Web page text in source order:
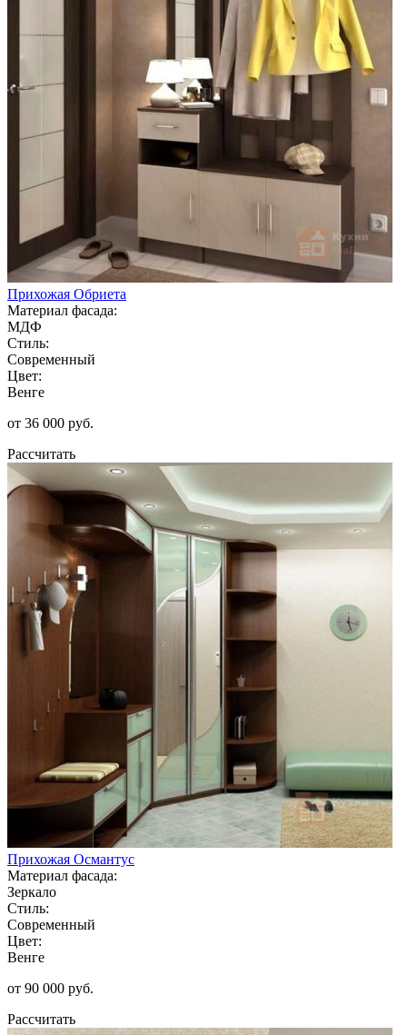
Прихожая Обриета
Материал фасада:
МДФ
Стиль:
Современный
Цвет:
Венге
от 36 000 руб.
Рассчитать
Прихожая Османтус
Материал фасада:
Зеркало
Стиль:
Современный
Цвет:
Венге
от 90 000 руб.
Рассчитать